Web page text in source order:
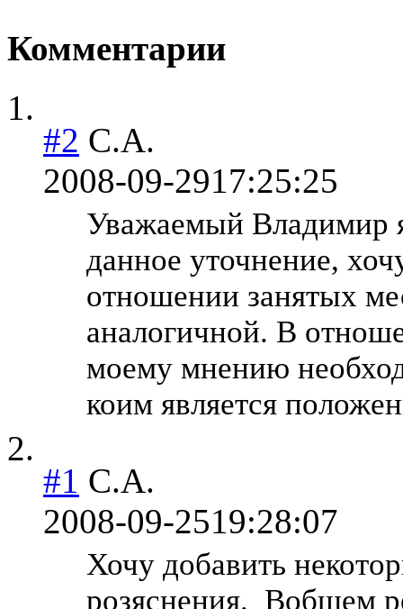
Комментарии
#2 С.А.
2008-09-2917:25:25
Уважаемый Владимир
данное уточнение,
отношении занятых
аналогичной. В
моему мнению
коим является
#1 С.А.
2008-09-2519:28:07
Хочу добавить
розяснения. Вобщем